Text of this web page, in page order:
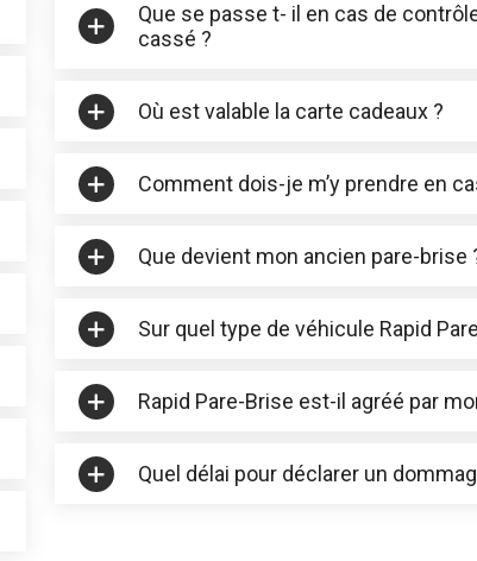
Que se passe t- il en cas de
cassé ?
Où est valable la carte cadeaux ?
Comment dois-je m’y prendre en
Que devient mon ancien pare-brise
Sur quel type de véhicule Rapid
Rapid Pare-Brise est-il agréé par
Quel délai pour déclarer un